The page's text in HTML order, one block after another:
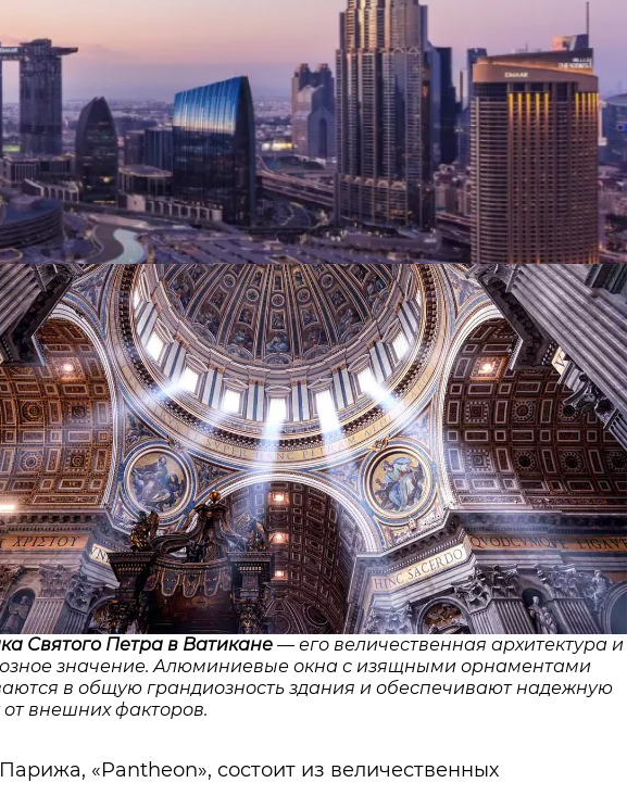
Святого Петра в Ватикане — его величественная архитектура и
значение. Алюминиевые окна с изящными орнаментами
в общую грандиозность здания и обеспечивают надежную
внешних факторов.
«Pantheon», состоит из величественных